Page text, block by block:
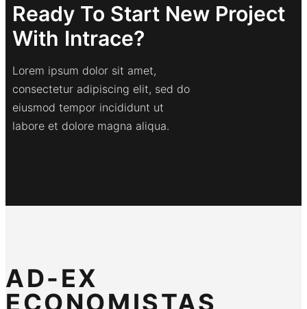
Ready To Start New Project
With Intrace?
Lorem ipsum dolor sit amet,
consectetur adipiscing elit, sed do
eiusmod tempor incididunt ut
labore et dolore magna aliqua.
AD-EX
ECONOMISTAS